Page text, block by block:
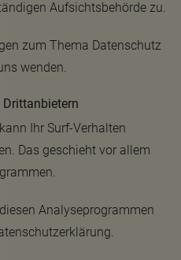
Aufsichtsbehörde zu.
zum Thema Datenschutz
wenden.
Ihr Surf-Verhalten
Das geschieht vor allem
Analyseprogrammen